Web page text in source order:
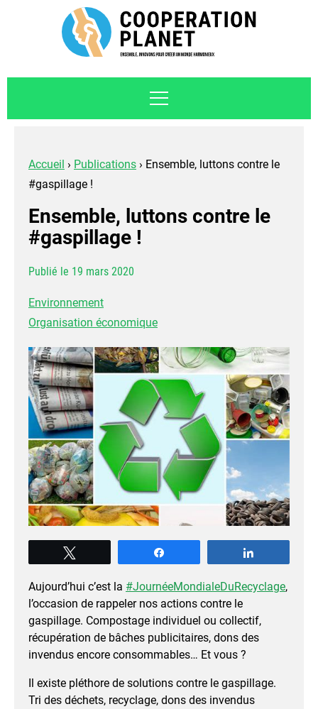
Accueil › Publications › Ensemble, luttons contre le
#gaspillage !
Ensemble, luttons contre le
#gaspillage !
Publié le 19 mars 2020
Environnement
Organisation économique
Aujourd’hui c’est la #JournéeMondialeDuRecyclage,
l’occasion de rappeler nos actions contre le
gaspillage. Compostage individuel ou collectif,
récupération de bâches publicitaires, dons des
invendus encore consommables… Et vous ?
Il existe pléthore de solutions contre le gaspillage.
Tri des déchets, recyclage, dons des invendus